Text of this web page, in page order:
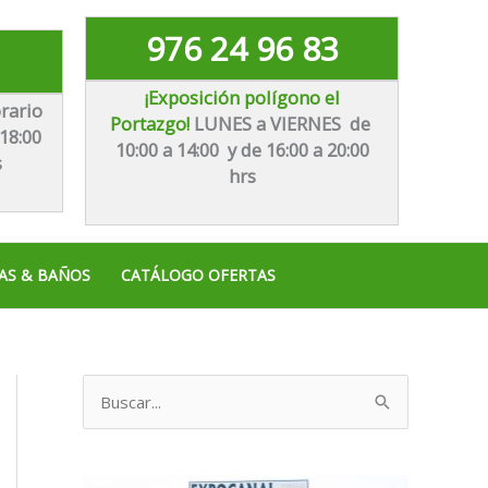
976 24 96 83
¡Exposición polígono el
Portazgo! LUNES a VIERNES de
10:00 a 14:00 y de 16:00 a 20:00
hrs
& BAÑOS CATÁLOGO OFERTAS
u